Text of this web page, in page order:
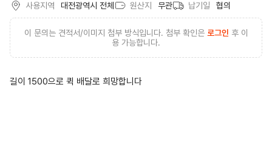
사용지역
대전광역시 전체 원산지 무관 납기일 협의
이 문의는 견적서/이미지 첨부 방식입니다. 첨부 확인은 로그인 후 이
용 가능합니다.
길이 1500으로 퀵 배달로 희망합니다